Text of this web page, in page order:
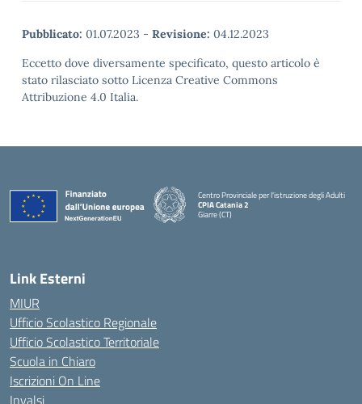
Pubblicato: 01.07.2023 - Revisione: 04.12.2023
Eccetto dove diversamente specificato, questo articolo è
stato rilasciato sotto Licenza Creative Commons
Attribuzione 4.0 Italia.
Centro Provinciale per l'istruzione degli Adulti
CPIA Catania 2
Giarre (CT)
Link Esterni
MIUR
Ufficio Scolastico Regionale
Ufficio Scolastico Territoriale
Scuola in Chiaro
Iscrizioni On Line
Invalsi